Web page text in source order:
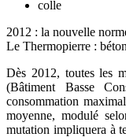
colle
2012 : la nouvelle
Le Thermopierre :
Dès 2012, toutes les
(Bâtiment Basse
consommation
moyenne, modulé
mutation impliquera à